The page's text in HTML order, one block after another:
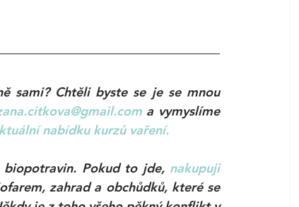
sami? Chtěli byste se je se mnou
a vymyslíme
nabídku kurzů vaření.
biopotravin. Pokud to jde, nakupuji
zahrad a obchůdků, které se